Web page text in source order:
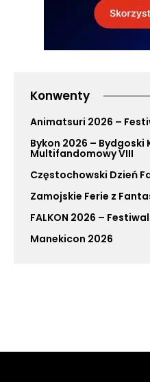
Konwenty
Animatsuri 2026 –
Bykon 2026 – Bydgoski
Multifandomowy VIII
Częstochowski Dzień
Zamojskie Ferie z
FALKON 2026 –
Manekicon 2026